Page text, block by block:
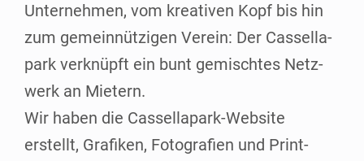
Unter­neh­men, vom krea­ti­ven Kopf bis hin
zum gemein­nüt­zi­gen Ver­ein: Der Cas­sel­la­
park ver­knüpft ein bunt gemisch­tes Netz­
werk an Mietern.
Wir haben die Cas­­sel­la­­park-Web­­si­te
erstellt, Gra­fi­ken, Foto­gra­fien und Print-